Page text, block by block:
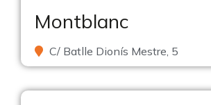
Montblanc
C/ Batlle Dionís Mestre, 5